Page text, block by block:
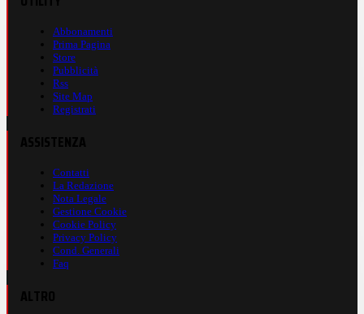
Abbonamenti
Prima Pagina
Store
Pubblicità
Rss
Site Map
Registrati
Contatti
La Redazione
Nota Legale
Gestione Cookie
Cookie Policy
Privacy Policy
Cond. Generali
Faq